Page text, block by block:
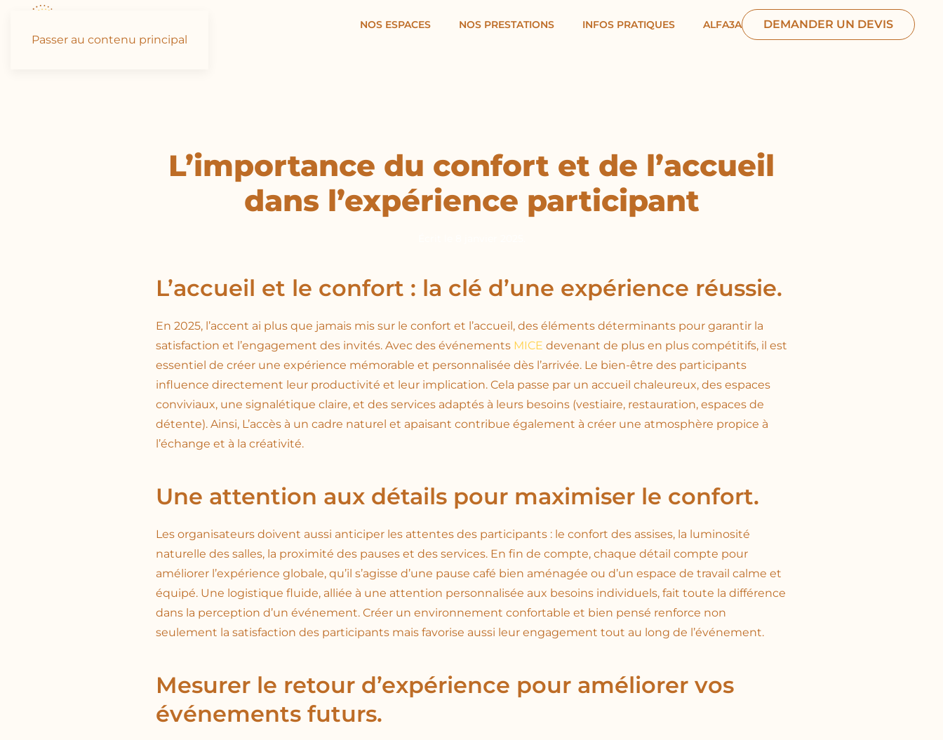
Passer au contenu principal
NOS ESPACES NOS PRESTATIONS INFOS PRATIQUES ALFA3A DEMANDER UN DEVIS
L’importance du confort et de l’accueil
dans l’expérience participant
L’accueil et le confort : la clé d’une expérience réussie.
En 2025, l’accent ai plus que jamais mis sur le confort et l’accueil, des éléments déterminants pour garantir la
satisfaction et l’engagement des invités. Avec des événements MICE devenant de plus en plus compétitifs, il est
essentiel de créer une expérience mémorable et personnalisée dès l’arrivée. Le bien-être des participants
influence directement leur productivité et leur implication. Cela passe par un accueil chaleureux, des espaces
conviviaux, une signalétique claire, et des services adaptés à leurs besoins (vestiaire, restauration, espaces de
détente). Ainsi, L’accès à un cadre naturel et apaisant contribue également à créer une atmosphère propice à
l’échange et à la créativité.
Une attention aux détails pour maximiser le confort.
Les organisateurs doivent aussi anticiper les attentes des participants : le confort des assises, la luminosité
naturelle des salles, la proximité des pauses et des services. En fin de compte, chaque détail compte pour
améliorer l’expérience globale, qu’il s’agisse d’une pause café bien aménagée ou d’un espace de travail calme et
équipé. Une logistique fluide, alliée à une attention personnalisée aux besoins individuels, fait toute la différence
dans la perception d’un événement. Créer un environnement confortable et bien pensé renforce non
seulement la satisfaction des participants mais favorise aussi leur engagement tout au long de l’événement.
Mesurer le retour d’expérience pour améliorer vos
événements futurs.